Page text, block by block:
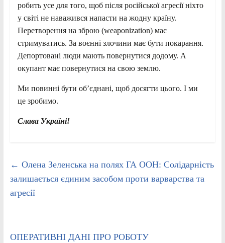
робить усе для того, щоб після російської агресії ніхто
у світі не наважився напасти на жодну країну.
Перетворення на зброю (weaponization) має
стримуватись. За воєнні злочини має бути покарання.
Депортовані люди мають повернутися додому. А
окупант має повернутися на свою землю.
Ми повинні бути об’єднані, щоб досягти цього. І ми
це зробимо.
Слава Україні!
← Олена Зеленська на полях ГА ООН: Солідарність
залишається єдиним засобом проти варварства та
агресії
ОПЕРАТИВНІ ДАНІ ПРО РОБОТУ